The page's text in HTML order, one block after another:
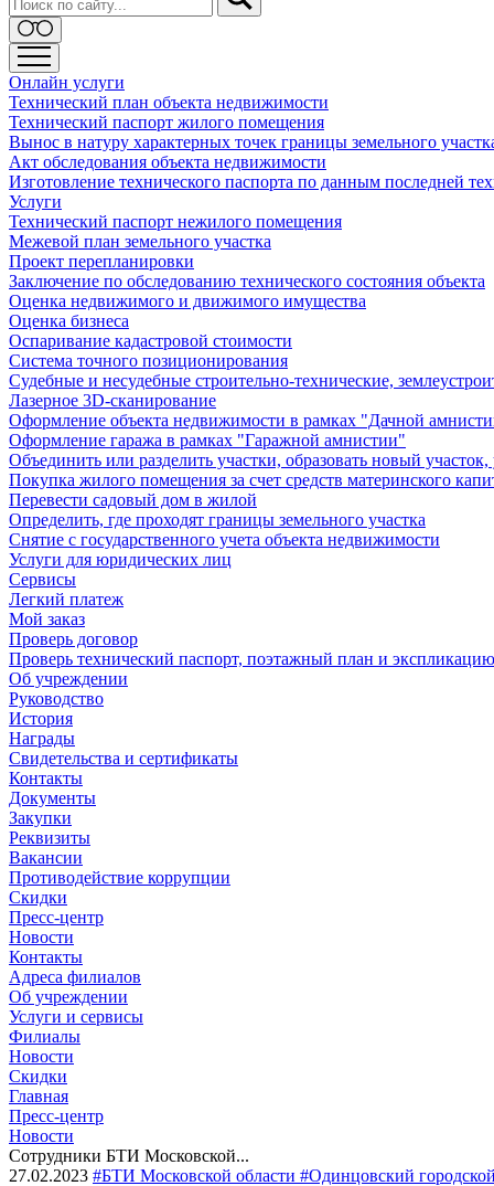
Онлайн услуги
Технический план объекта недвижимости
Технический паспорт жилого помещения
Вынос в натуру характерных точек границы земельного
Акт обследования объекта недвижимости
Изготовление технического паспорта по данным последней
Услуги
Технический паспорт нежилого помещения
Межевой план земельного участка
Проект перепланировки
Заключение по обследованию технического состояния объекта
Оценка недвижимого и движимого имущества
Оценка бизнеса
Оспаривание кадастровой стоимости
Система точного позиционирования
Судебные и несудебные строительно-технические,
Лазерное 3D-сканирование
Оформление объекта недвижимости в рамках "Дачной
Оформление гаража в рамках "Гаражной амнистии"
Объединить или разделить участки, образовать новый
Покупка жилого помещения за счет средств материнского
Перевести садовый дом в жилой
Определить, где проходят границы земельного участка
Снятие с государственного учета объекта недвижимости
Услуги для юридических лиц
Сервисы
Легкий платеж
Мой заказ
Проверь договор
Проверь технический паспорт, поэтажный план и экспликацию
Об учреждении
Руководство
История
Награды
Свидетельства и сертификаты
Контакты
Документы
Закупки
Реквизиты
Вакансии
Противодействие коррупции
Скидки
Пресс-центр
Новости
Контакты
Адреса филиалов
Об учреждении
Услуги и сервисы
Филиалы
Новости
Скидки
Главная
Пресс-центр
Новости
Сотрудники БТИ Московской...
27.02.2023 #БТИ Московской области #Одинцовский